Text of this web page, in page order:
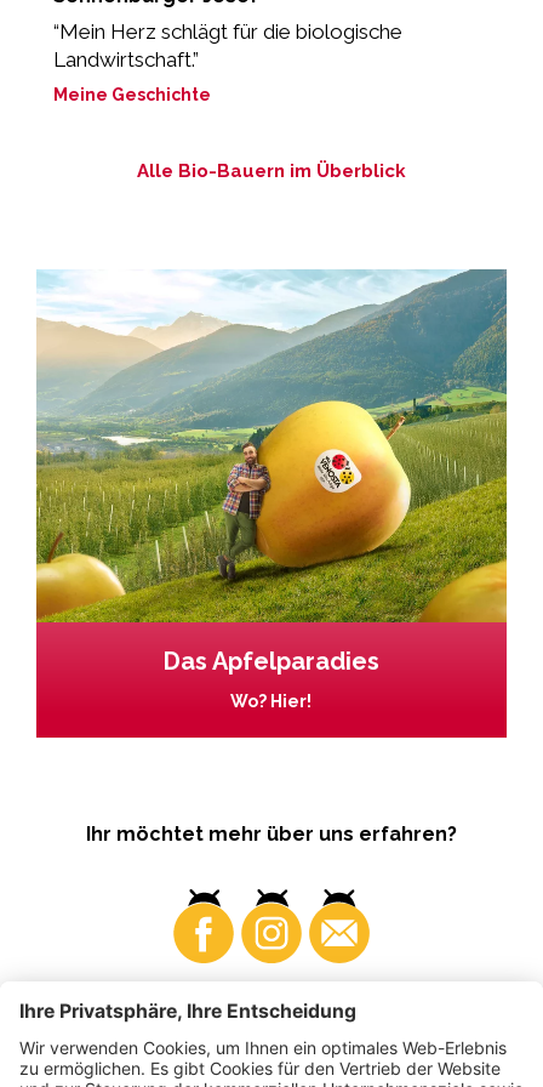
“Mein Herz schlägt für die biologische
Landwirtschaft.”
Meine Geschichte
Alle Bio-Bauern im Überblick
Das Apfelparadies
Wo? Hier!
Ihr möchtet mehr über uns erfahren?
Business Produzenten